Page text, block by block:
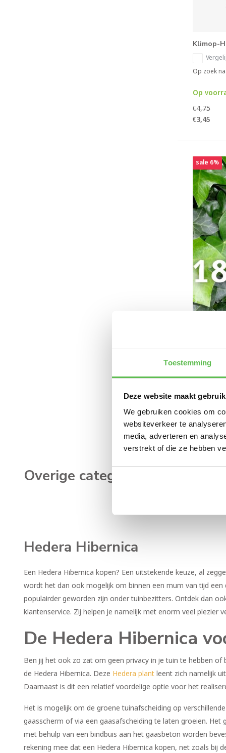
Toestemming
Deze website maakt
We gebruiken cookies om
websiteverkeer te
media, adverteren en
verstrekt of die ze hebben
Klimop-
Op zoek
Op
€4,75
€3,45
sale 6%
Meest
Niet op
€8,45
Stukprijs:
Stuk
Overige categorieën in Hedera
Hedera Hibernica
Een Hedera Hibernica kopen? Een uitstekende keuze, al
wordt het dan ook mogelijk om binnen een mum van tijd
populairder geworden zijn onder tuinbezitters. Ontdek dan
klantenservice. Zij helpen je namelijk met enorm veel plezier
De Hedera Hibernica
Ben jij het ook zo zat om geen privacy in je tuin te hebben
de Hedera Hibernica. Deze Hedera plant leent zich namelijk
Daarnaast is dit een relatief voordelige optie voor het
Het is mogelijk om de groene tuinafscheiding op
gaasscherm of via een gaasafscheiding te laten groeien.
met behulp van een bindbuis aan het gaasbeton worden
rekening mee dat een Hedera Hibernica kopen, net zoals bij